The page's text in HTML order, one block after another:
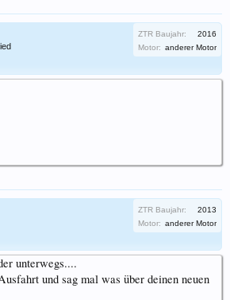
ZTR Baujahr:
2016
Motor: anderer Motor
ZTR Baujahr:
2013
Motor: anderer Motor
unterwegs....
und sag mal was über deinen neuen